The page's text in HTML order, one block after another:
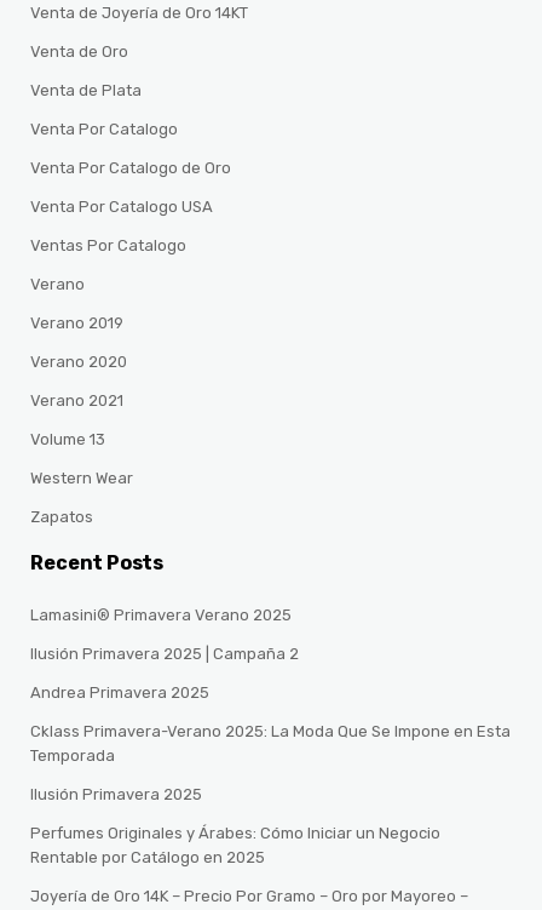
Venta de Joyería de Oro 14KT
Venta de Oro
Venta de Plata
Venta Por Catalogo
Venta Por Catalogo de Oro
Venta Por Catalogo USA
Ventas Por Catalogo
Verano
Verano 2019
Verano 2020
Verano 2021
Volume 13
Western Wear
Zapatos
Recent Posts
Lamasini® Primavera Verano 2025
Ilusión Primavera 2025 | Campaña 2
Andrea Primavera 2025
Cklass Primavera-Verano 2025: La Moda Que Se Impone en Esta
Temporada
Ilusión Primavera 2025
Perfumes Originales y Árabes: Cómo Iniciar un Negocio
Rentable por Catálogo en 2025
Joyería de Oro 14K – Precio Por Gramo – Oro por Mayoreo –